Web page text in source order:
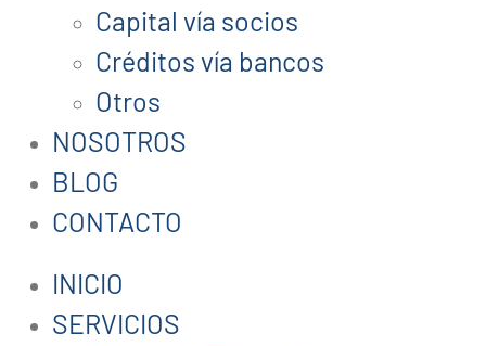
Capital vía socios
Créditos vía bancos
Otros
NOSOTROS
BLOG
CONTACTO
INICIO
SERVICIOS